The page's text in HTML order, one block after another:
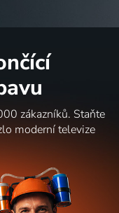
zákazníků. Staňte
moderní televize